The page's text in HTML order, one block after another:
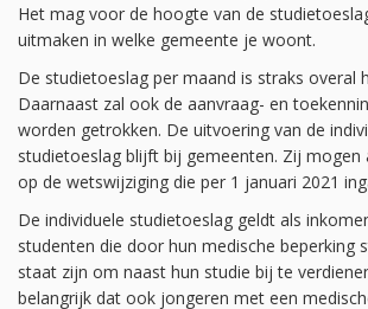
Het mag voor de hoogte van de
uitmaken in welke gemeente je woont.
De studietoeslag per maand is straks overal
Daarnaast zal ook de aanvraag- en
worden getrokken. De uitvoering van de
studietoeslag blijft bij gemeenten. Zij mogen
op de wetswijziging die per 1 januari 2021
De individuele studietoeslag geldt als
studenten die door hun medische beperking
staat zijn om naast hun studie bij te
belangrijk dat ook jongeren met een